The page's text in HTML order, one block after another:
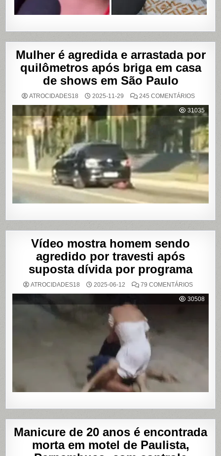
Mulher é agredida e arrastada por
quilômetros após briga em casa
de shows em São Paulo
ATROCIDADES18 2025-11-29 245 COMENTÁRIOSEM
É
E
POR
APÓS
BRIGA
EM
CASA
SHOWS
SÃO
PAULO
31035
Vídeo mostra homem sendo
agredido por travesti após
suposta dívida por programa
ATROCIDADES18 2025-06-12 79 COMENTÁRIOSEM
MOSTRA
HOMEM
30508
Manicure de 20 anos é encontrada
morta em motel de Paulista,